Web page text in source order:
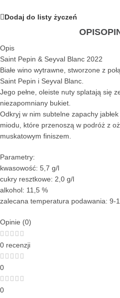
Dodaj do listy życzeń
OPIS
Opis
Saint Pepin & Seyval Blanc 2022
Białe wino wytrawne, stworzone z
Saint Pepin i Seyval Blanc.
Jego pełne, oleiste nuty splatają się
niezapomniany bukiet.
Odkryj w nim subtelne zapachy
miodu, które przenoszą w podróż z
muskatowym finiszem.
Parametry:
kwasowość: 5,7 g/l
cukry resztkowe: 2,0 g/l
alkohol: 11,5 %
zalecana temperatura podawania: 9-
Opinie (0)
0 recenzji
0
0